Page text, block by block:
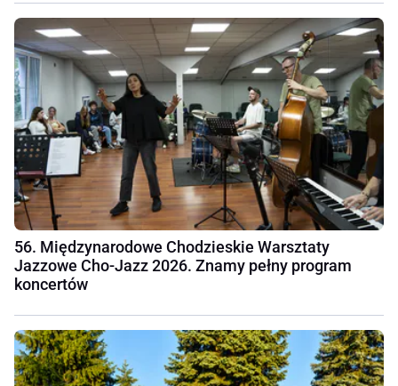
56. Międzynarodowe Chodzieskie Warsztaty
Jazzowe Cho-Jazz 2026. Znamy pełny program
koncertów